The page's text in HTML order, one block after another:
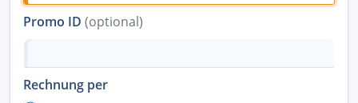
Promo ID (optional)
Rechnung per